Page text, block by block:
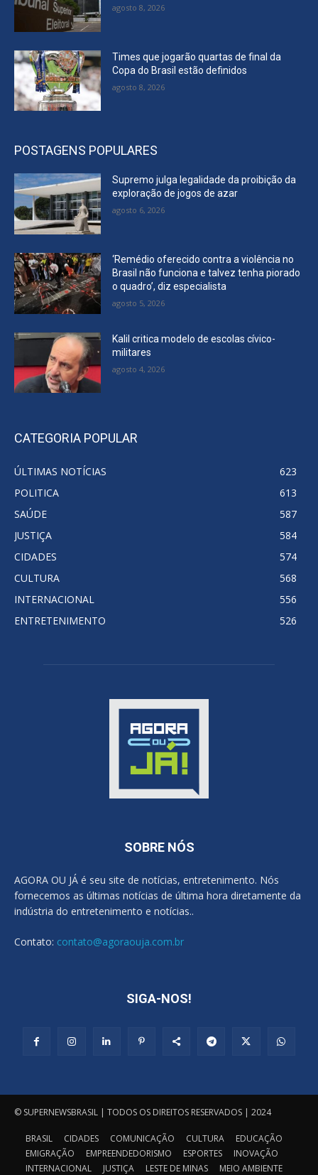
agosto 8, 2026
Times que jogarão quartas de final da
Copa do Brasil estão definidos
agosto 8, 2026
POSTAGENS POPULARES
Supremo julga legalidade da proibição da
exploração de jogos de azar
agosto 6, 2026
‘Remédio oferecido contra a violência no
Brasil não funciona e talvez tenha piorado
o quadro’, diz especialista
agosto 5, 2026
Kalil critica modelo de escolas cívico-
militares
agosto 4, 2026
CATEGORIA POPULAR
ÚLTIMAS NOTÍCIAS
623
POLITICA
613
SAÚDE
587
JUSTIÇA
584
CIDADES
574
CULTURA
568
INTERNACIONAL
556
ENTRETENIMENTO
526
SOBRE NÓS
AGORA OU JÁ é seu site de notícias, entretenimento. Nós
fornecemos as últimas notícias de última hora diretamente da
indústria do entretenimento e notícias..
Contato: contato@agoraouja.com.br
SIGA-NOS!
© SUPERNEWSBRASIL | TODOS OS DIREITOS RESERVADOS | 2024
BRASIL CIDADES COMUNICAÇÃO CULTURA
EDUCAÇÃO
EMIGRAÇÃO
EMPREENDEDORISMO ESPORTES
INOVAÇÃO
INTERNACIONAL
JUSTIÇA LESTE DE MINAS MEIO AMBIENTE